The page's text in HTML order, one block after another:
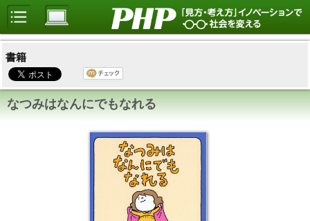
書籍
なつみはなんにでもなれる